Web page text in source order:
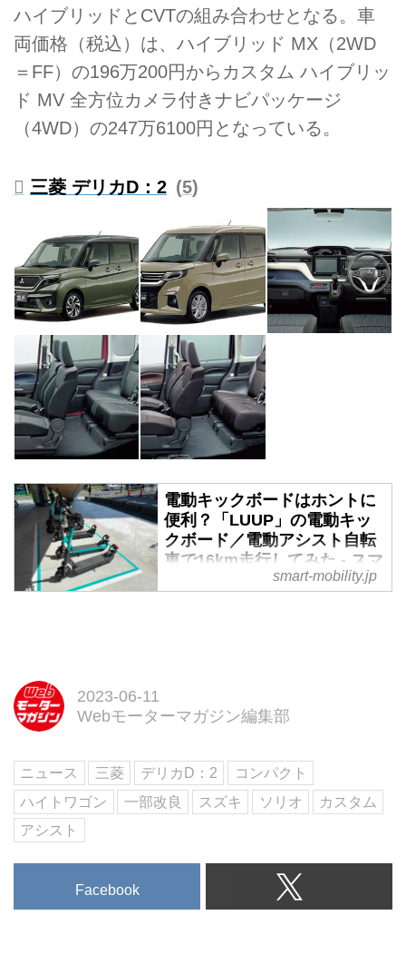
ハイブリッドとCVTの組み合わせとなる。車
両価格（税込）は、ハイブリッド MX（2WD
＝FF）の196万200円からカスタム ハイブリッ
ド MV 全方位カメラ付きナビパッケージ
（4WD）の247万6100円となっている。
三菱 デリカD：2 5
電動キックボードはホントに
便利？「LUUP」の電動キッ
クボード／電動アシスト自転
車で16km走行してみた - スマ
ートモビリティJP
回は長距離走行してわかったメリ
smart-mobility.jp
2023-06-11
Webモーターマガジン編集部
ニュース 三菱 デリカD：2
コンパクト
ハイトワゴン
一部改良 スズキ ソリオ
カスタム
アシスト
Facebook